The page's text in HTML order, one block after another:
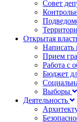
Совет
Открытая
Написать
Прием
Работа с
Бюджет
Выборы
Деятельность